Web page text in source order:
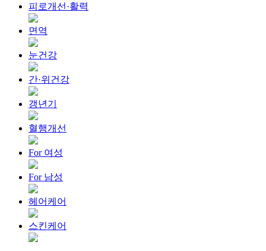
피로개선·활력
면역
눈건강
간·위건강
갱년기
혈행개선
For 여성
For 남성
헤어케어
스킨케어